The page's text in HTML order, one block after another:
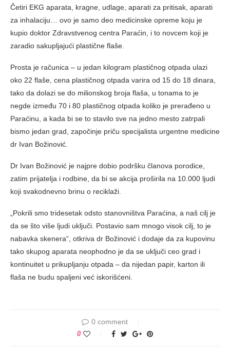
Četiri EKG aparata, kragne, udlage, aparati za pritisak, aparati
za inhalaciju… ovo je samo deo medicinske opreme koju je
kupio doktor Zdravstvenog centra Paraćin, i to novcem koji je
zaradio sakupljajući plastične flaše.
Prosta je računica – u jedan kilogram plastičnog otpada ulazi
oko 22 flaše, cena plastičnog otpada varira od 15 do 18 dinara,
tako da dolazi se do milionskog broja flaša, u tonama to je
negde između 70 i 80 plastičnog otpada koliko je prerađeno u
Paraćinu, a kada bi se to stavilo sve na jedno mesto zatrpali
bismo jedan grad, započinje priču specijalista urgentne medicine
dr Ivan Božinović.
Dr Ivan Božinović je najpre dobio podršku članova porodice,
zatim prijatelja i rodbine, da bi se akcija proširila na 10.000 ljudi
koji svakodnevno brinu o reciklaži.
„Pokrili smo tridesetak odsto stanovništva Paraćina, a naš cilj je
da se što više ljudi uključi. Postavio sam mnogo visok cilj, to je
nabavka skenera“, otkriva dr Božinović i dodaje da za kupovinu
tako skupog aparata neophodno je da se uključi ceo grad i
kontinuitet u prikupljanju otpada – da nijedan papir, karton ili
flaša ne budu spaljeni već iskorišćeni.
0 comment
0